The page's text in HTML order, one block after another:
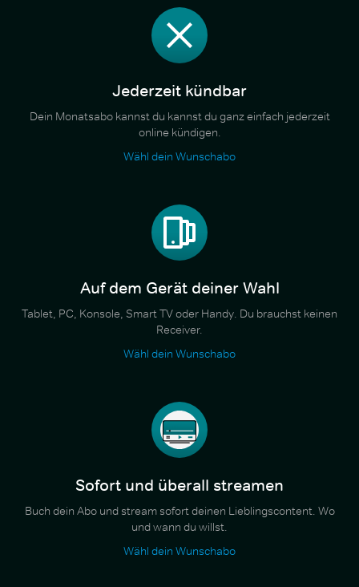
Jederzeit kündbar
Dein Monatsabo kannst du kannst du ganz einfach jederzeit
online kündigen.
Wähl dein Wunschabo
Auf dem Gerät deiner Wahl
Tablet, PC, Konsole, Smart TV oder Handy. Du brauchst keinen
Receiver.
Wähl dein Wunschabo
Sofort und überall streamen
Buch dein Abo und stream sofort deinen Lieblingscontent. Wo
und wann du willst.
Wähl dein Wunschabo